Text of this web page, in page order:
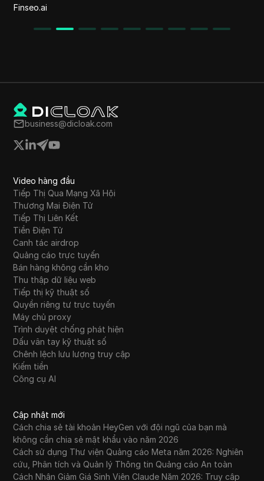
SketchToImage
business@dicloak.com
Video hàng đầu
Tiếp Thị Qua Mạng Xã Hội
Thương Mại Điện Tử
Tiếp Thị Liên Kết
Tiền Điện Tử
Canh tác airdrop
Quảng cáo trực tuyến
Bán hàng không cần kho
Thu thập dữ liệu web
Tiếp thị kỹ thuật số
Quyền riêng tư trực tuyến
Máy chủ proxy
Trình duyệt chống phát hiện
Dấu vân tay kỹ thuật số
Chênh lệch lưu lượng truy cập
Kiếm tiền
Công cụ AI
Cập nhật mới
Cách chia sẻ tài khoản HeyGen với đội ngũ của bạn mà
không cần chia sẻ mật khẩu vào năm 2026
Cách sử dụng Thư viện Quảng cáo Meta năm 2026: Nghiên
cứu, Phân tích và Quản lý Thông tin Quảng cáo An toàn
Cách Nhận Giảm Giá Sinh Viên Claude Năm 2026: Truy cập